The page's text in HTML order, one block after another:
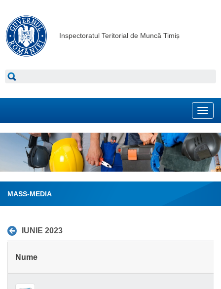
Inspectoratul Teritorial de Muncă Timiș
MASS-MEDIA
IUNIE 2023
Nume